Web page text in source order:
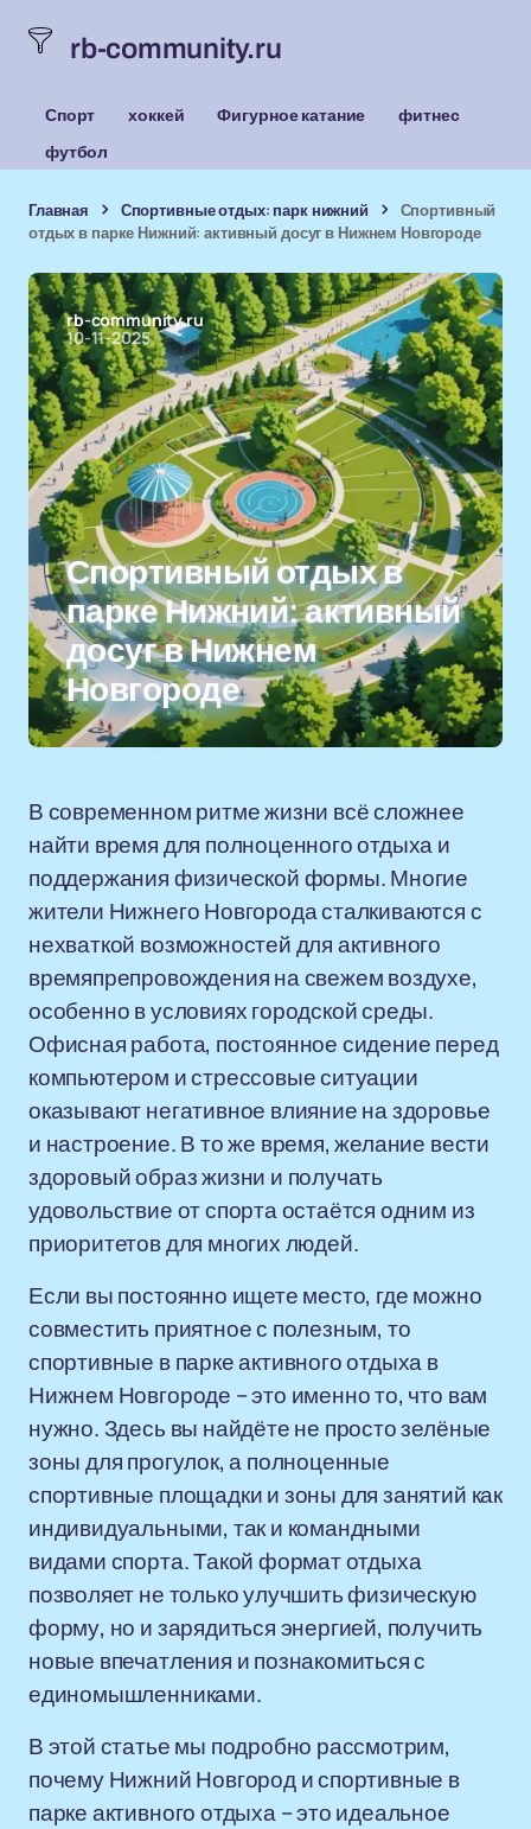
rb-community.ru
Спорт хоккей Фигурное катание
фитнес
футбол
Главная Спортивные отдых: парк нижний
Спортивный
отдых в парке Нижний: активный досуг в Нижнем Новгороде
rb-community.ru
10-11-2025
Спортивный отдых в
парке Нижний: активный
досуг в Нижнем
Новгороде
В современном ритме жизни всё сложнее
найти время для полноценного отдыха и
поддержания физической формы. Многие
жители Нижнего Новгорода сталкиваются с
нехваткой возможностей для активного
времяпрепровождения на свежем воздухе,
особенно в условиях городской среды.
Офисная работа, постоянное сидение перед
компьютером и стрессовые ситуации
оказывают негативное влияние на здоровье
и настроение. В то же время, желание вести
здоровый образ жизни и получать
удовольствие от спорта остаётся одним из
приоритетов для многих людей.
Если вы постоянно ищете место, где можно
совместить приятное с полезным, то
спортивные в парке активного отдыха в
Нижнем Новгороде – это именно то, что вам
нужно. Здесь вы найдёте не просто зелёные
зоны для прогулок, а полноценные
спортивные площадки и зоны для занятий как
индивидуальными, так и командными
видами спорта. Такой формат отдыха
позволяет не только улучшить физическую
форму, но и зарядиться энергией, получить
новые впечатления и познакомиться с
единомышленниками.
В этой статье мы подробно рассмотрим,
почему Нижний Новгород и спортивные в
парке активного отдыха – это идеальное